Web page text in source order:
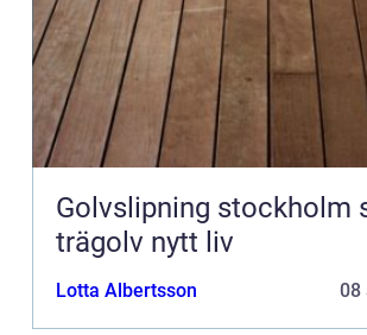
Golvslipning stockholm så får
trägolv nytt liv
Lotta Albertsson 08